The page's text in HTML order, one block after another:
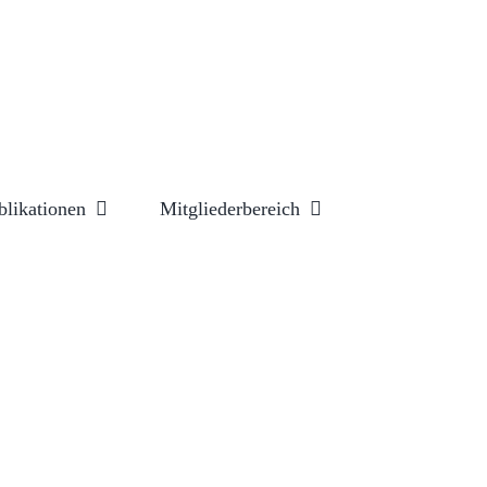
Mitgliederbereich